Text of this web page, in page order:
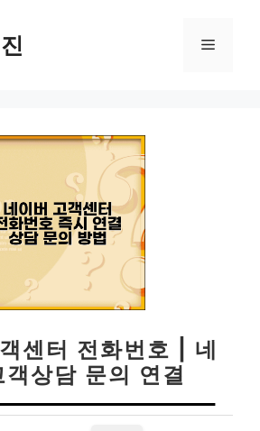
메
센터 전화번호 | 네
객상담 문의 연결